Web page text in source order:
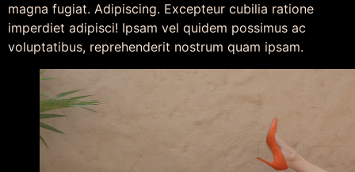
magna fugiat. Adipiscing. Excepteur cubilia ratione
imperdiet adipisci! Ipsam vel quidem possimus ac
voluptatibus, reprehenderit nostrum quam ipsam.